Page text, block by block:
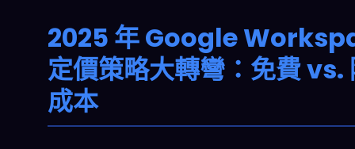
2025 年 Google
定價策略大轉彎：免費 vs.
成本